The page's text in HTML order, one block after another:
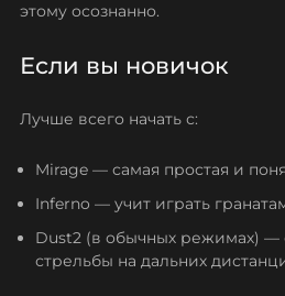
этому осознанно.
Если вы новичок
Лучше всего начать с:
Mirage — самая простая и
Inferno — учит играть
Dust2 (в обычных режимах) —
стрельбы на дальних